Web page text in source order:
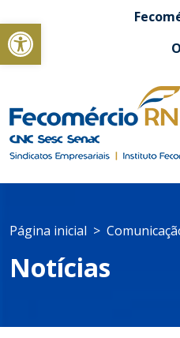
Abrir a barra de ferramentas
Página inicial
Notícias